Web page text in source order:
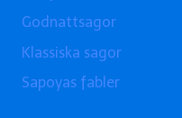
Godnattsagor
Klassiska sagor
Sapoyas fabler